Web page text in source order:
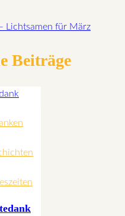
Lichtsamen für März
Beiträge